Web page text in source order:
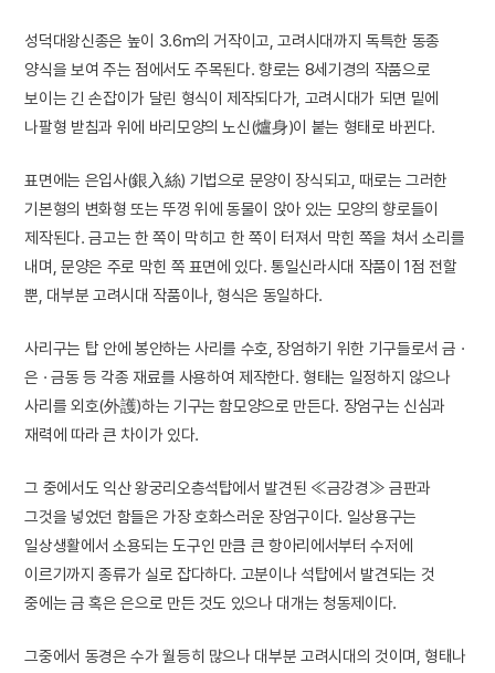
성덕대왕신종은 높이 3.6m의 거작이고, 고려시대까지 독특한 동종
양식을 보여 주는 점에서도 주목된다. 향로는 8세기경의 작품으로
보이는 긴 손잡이가 달린 형식이 제작되다가, 고려시대가 되면 밑에
나팔형 받침과 위에 바리모양의 노신(爐身)이 붙는 형태로 바뀐다.
표면에는 은입사(銀入絲) 기법으로 문양이 장식되고, 때로는 그러한
기본형의 변화형 또는 뚜껑 위에 동물이 앉아 있는 모양의 향로들이
제작된다. 금고는 한 쪽이 막히고 한 쪽이 터져서 막힌 쪽을 쳐서 소리를
내며, 문양은 주로 막힌 쪽 표면에 있다. 통일신라시대 작품이 1점 전할
뿐, 대부분 고려시대 작품이나, 형식은 동일하다.
사리구는 탑 안에 봉안하는 사리를 수호, 장엄하기 위한 기구들로서 금 ·
은 · 금동 등 각종 재료를 사용하여 제작한다. 형태는 일정하지 않으나
사리를 외호(外護)하는 기구는 함모양으로 만든다. 장엄구는 신심과
재력에 따라 큰 차이가 있다.
그 중에서도 익산 왕궁리오층석탑에서 발견된 ≪금강경≫ 금판과
그것을 넣었던 함들은 가장 호화스러운 장엄구이다. 일상용구는
일상생활에서 소용되는 도구인 만큼 큰 항아리에서부터 수저에
이르기까지 종류가 실로 잡다하다. 고분이나 석탑에서 발견되는 것
중에는 금 혹은 은으로 만든 것도 있으나 대개는 청동제이다.
그중에서 동경은 수가 월등히 많으나 대부분 고려시대의 것이며, 형태나